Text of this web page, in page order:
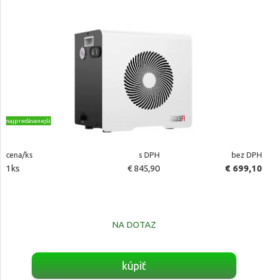
najpredávanejšie
cena/ks s DPH bez DPH
1ks € 845,90 € 699,10
NA DOTAZ
kúpiť